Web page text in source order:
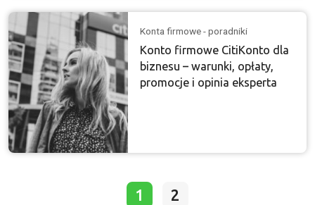
Konta firmowe - poradniki
Konto firmowe CitiKonto dla
biznesu – warunki, opłaty,
promocje i opinia eksperta
1 2